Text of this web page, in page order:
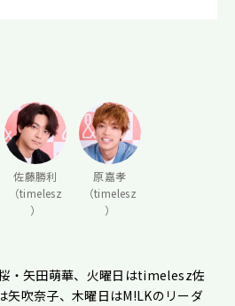
佐藤勝利
（timelesz
）
原嘉孝
（timelesz
）
・矢田萌華、火曜日はtimelesz佐
矢吹奈子、木曜日はM!LKのリーダ